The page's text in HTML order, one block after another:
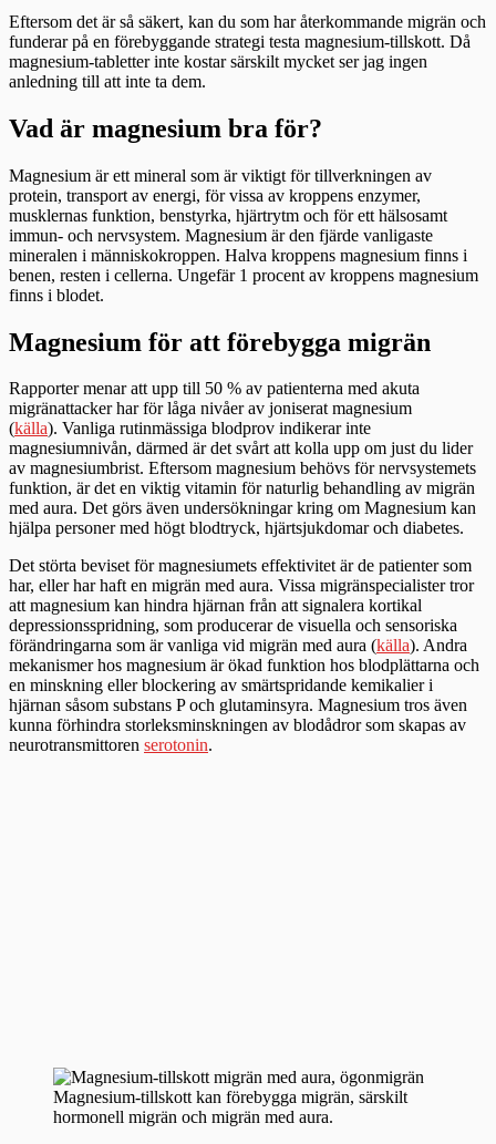
Eftersom det är så säkert, kan du som har återkommande migrän och
funderar på en förebyggande strategi testa magnesium-tillskott. Då
magnesium-tabletter inte kostar särskilt mycket ser jag ingen
anledning till att inte ta dem.
Vad är magnesium bra för?
Magnesium är ett mineral som är viktigt för tillverkningen av
protein, transport av energi, för vissa av kroppens enzymer,
musklernas funktion, benstyrka, hjärtrytm och för ett hälsosamt
immun- och nervsystem. Magnesium är den fjärde vanligaste
mineralen i människokroppen. Halva kroppens magnesium finns i
benen, resten i cellerna. Ungefär 1 procent av kroppens magnesium
finns i blodet.
Magnesium för att förebygga migrän
Rapporter menar att upp till 50 % av patienterna med akuta
migränattacker har för låga nivåer av joniserat magnesium
(källa). Vanliga rutinmässiga blodprov indikerar inte
magnesiumnivån, därmed är det svårt att kolla upp om just du lider
av magnesiumbrist. Eftersom magnesium behövs för nervsystemets
funktion, är det en viktig vitamin för naturlig behandling av migrän
med aura. Det görs även undersökningar kring om Magnesium kan
hjälpa personer med högt blodtryck, hjärtsjukdomar och diabetes.
Det störta beviset för magnesiumets effektivitet är de patienter som
har, eller har haft en migrän med aura. Vissa migränspecialister tror
att magnesium kan hindra hjärnan från att signalera kortikal
depressionsspridning, som producerar de visuella och sensoriska
förändringarna som är vanliga vid migrän med aura (källa). Andra
mekanismer hos magnesium är ökad funktion hos blodplättarna och
en minskning eller blockering av smärtspridande kemikalier i
hjärnan såsom substans P och glutaminsyra. Magnesium tros även
kunna förhindra storleksminskningen av blodådror som skapas av
neurotransmittoren serotonin.
Magnesium-tillskott kan förebygga migrän, särskilt
hormonell migrän och migrän med aura.